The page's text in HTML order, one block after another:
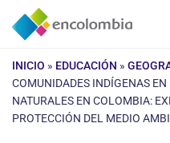
Saltar
INICIO » EDUCACIÓN »
COMUNIDADES INDÍGENAS EN
NATURALES EN COLOMBIA:
PROTECCIÓN DEL MEDIO